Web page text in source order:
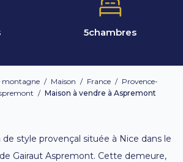
5chambres
montagne / Maison / France / Provence-
/ Maison à vendre à Aspremont
style provençal située à Nice dans le
Gairaut Aspremont. Cette demeure,